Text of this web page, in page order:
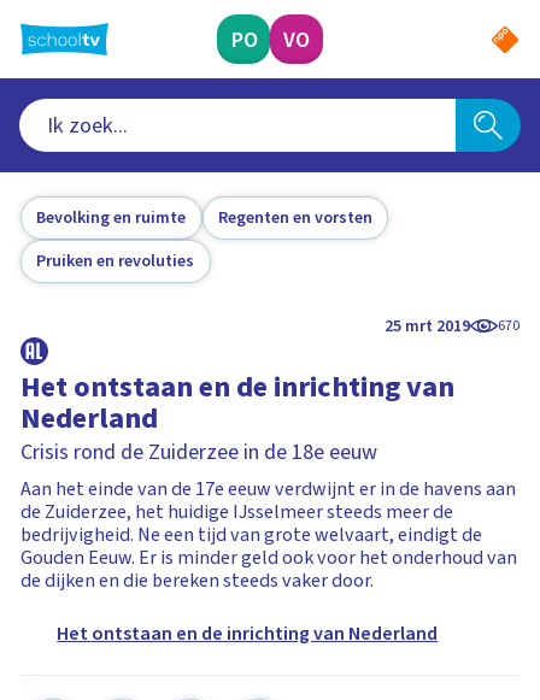
naar
hoofdinhoud
PO VO
Bevolking en ruimte
Regenten en vorsten
Pruiken en revoluties
25 mrt 2019 670
Het ontstaan en de inrichting van
Nederland
Crisis rond de Zuiderzee in de 18e eeuw
Aan het einde van de 17e eeuw verdwijnt er in de havens aan
de Zuiderzee, het huidige IJsselmeer steeds meer de
bedrijvigheid. Ne een tijd van grote welvaart, eindigt de
Gouden Eeuw. Er is minder geld ook voor het onderhoud van
de dijken en die bereken steeds vaker door.
Het ontstaan en de inrichting van Nederland